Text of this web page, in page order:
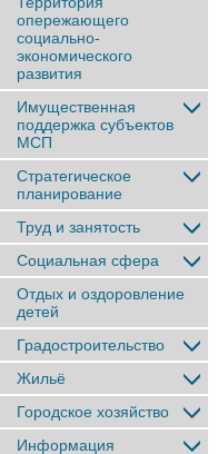
опережающего
социально-
экономического
развития
Имущественная
поддержка субъектов
МСП
Стратегическое
планирование
Труд и занятость
Социальная сфера
Отдых и оздоровление
детей
Градостроительство
Жильё
Городское хозяйство
Информация